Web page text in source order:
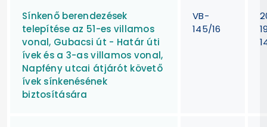
Sínkenő berendezések
telepítése az 51-es villamos
vonal, Gubacsi út - Határ úti
ívek és a 3-as villamos vonal,
Napfény utcai átjárót követő
ívek sínkenésének
biztosítására
VB-
145/16